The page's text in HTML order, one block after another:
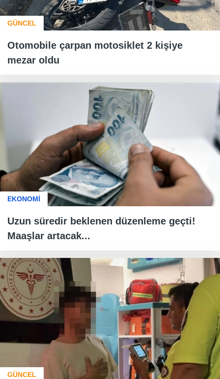
GÜNCEL
Otomobile çarpan motosiklet 2 kişiye
mezar oldu
EKONOMİ
Uzun süredir beklenen düzenleme geçti!
Maaşlar artacak...
GÜNCEL